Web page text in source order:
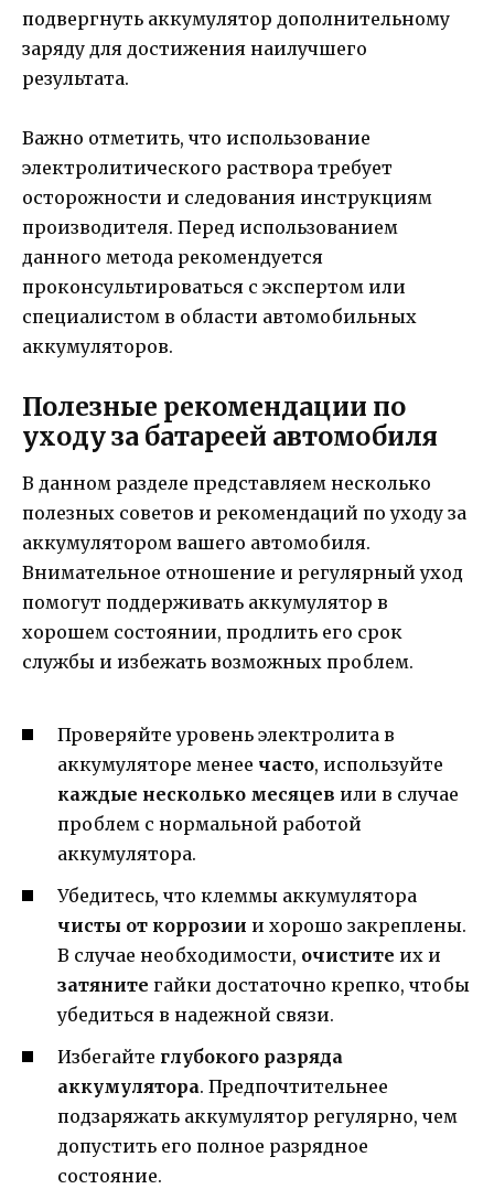
подвергнуть аккумулятор дополнительному
заряду для достижения наилучшего
результата.
Важно отметить, что использование
электролитического раствора требует
осторожности и следования инструкциям
производителя. Перед использованием
данного метода рекомендуется
проконсультироваться с экспертом или
специалистом в области автомобильных
аккумуляторов.
Полезные рекомендации по
уходу за батареей автомобиля
В данном разделе представляем несколько
полезных советов и рекомендаций по уходу за
аккумулятором вашего автомобиля.
Внимательное отношение и регулярный уход
помогут поддерживать аккумулятор в
хорошем состоянии, продлить его срок
службы и избежать возможных проблем.
Проверяйте уровень электролита в
аккумуляторе менее часто, используйте
каждые несколько месяцев или в случае
проблем с нормальной работой
аккумулятора.
Убедитесь, что клеммы аккумулятора
чисты от коррозии и хорошо закреплены.
В случае необходимости, очистите их и
затяните гайки достаточно крепко, чтобы
убедиться в надежной связи.
Избегайте глубокого разряда
аккумулятора. Предпочтительнее
подзаряжать аккумулятор регулярно, чем
допустить его полное разрядное
состояние.